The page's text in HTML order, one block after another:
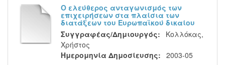
Ο ελεύθερος ανταγωνισμός των
επιχειρήσεων στα πλαίσια των
διατάξεων του Ευρωπαϊκού δικαίου
Συγγραφέας/Δημιουργός:
Κολλόκας,
Χρήστος
Ημερομηνία Δημοσίευσης: 2003-05